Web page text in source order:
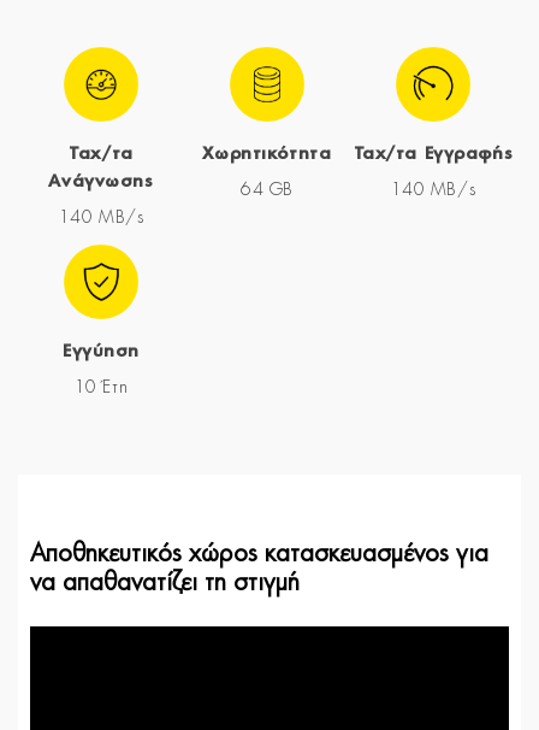
Ταχ/τα
Ανάγνωσης
140 MB/s
Χωρητικότητα
64 GB
Ταχ/τα Εγγραφής
140 MB/s
Εγγύηση
10 Έτη
Αποθηκευτικός χώρος κατασκευασμένος για
να απαθανατίζει τη στιγμή